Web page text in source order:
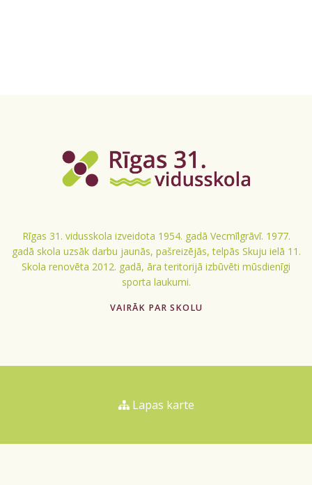
Rīgas 31. vidusskola izveidota 1954. gadā Vecmīlgrāvī. 1977.
gadā skola uzsāk darbu jaunās, pašreizējās, telpās Skuju ielā 11.
Skola renovēta 2012. gadā, āra teritorijā izbūvēti mūsdienīgi
sporta laukumi.
VAIRĀK PAR SKOLU
Lapas karte